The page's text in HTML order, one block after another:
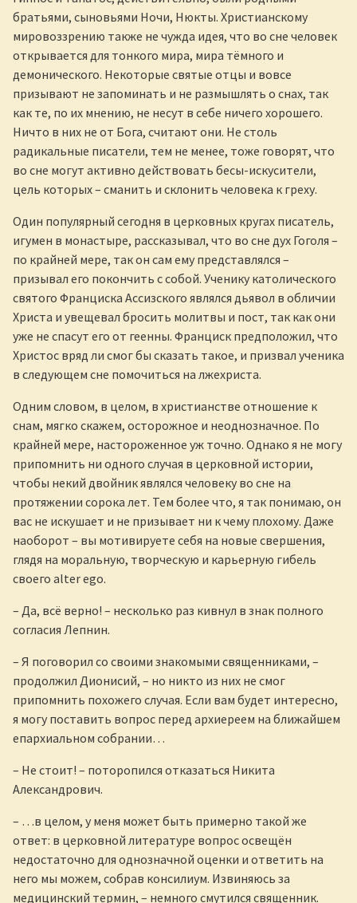
братьями, сыновьями Ночи, Нюкты. Христианскому
мировоззрению также не чужда идея, что во сне человек
открывается для тонкого мира, мира тёмного и
демонического. Некоторые святые отцы и вовсе
призывают не запоминать и не размышлять о снах, так
как те, по их мнению, не несут в себе ничего хорошего.
Ничто в них не от Бога, считают они. Не столь
радикальные писатели, тем не менее, тоже говорят, что
во сне могут активно действовать бесы-искусители,
цель которых – сманить и склонить человека к греху.
Один популярный сегодня в церковных кругах писатель,
игумен в монастыре, рассказывал, что во сне дух Гоголя –
по крайней мере, так он сам ему представлялся –
призывал его покончить с собой. Ученику католического
святого Франциска Ассизского являлся дьявол в обличии
Христа и увещевал бросить молитвы и пост, так как они
уже не спасут его от геенны. Франциск предположил, что
Христос вряд ли смог бы сказать такое, и призвал ученика
в следующем сне помочиться на лжехриста.
Одним словом, в целом, в христианстве отношение к
снам, мягко скажем, осторожное и неоднозначное. По
крайней мере, настороженное уж точно. Однако я не могу
припомнить ни одного случая в церковной истории,
чтобы некий двойник являлся человеку во сне на
протяжении сорока лет. Тем более что, я так понимаю, он
вас не искушает и не призывает ни к чему плохому. Даже
наоборот – вы мотивируете себя на новые свершения,
глядя на моральную, творческую и карьерную гибель
своего alter ego.
– Да, всё верно! – несколько раз кивнул в знак полного
согласия Лепнин.
– Я поговорил со своими знакомыми священниками, –
продолжил Дионисий, – но никто из них не смог
припомнить похожего случая. Если вам будет интересно,
я могу поставить вопрос перед архиереем на ближайшем
епархиальном собрании…
– Не стоит! – поторопился отказаться Никита
Александрович.
– …в целом, у меня может быть примерно такой же
ответ: в церковной литературе вопрос освещён
недостаточно для однозначной оценки и ответить на
него мы можем, собрав консилиум. Извиняюсь за
медицинский термин, – немного смутился священник.